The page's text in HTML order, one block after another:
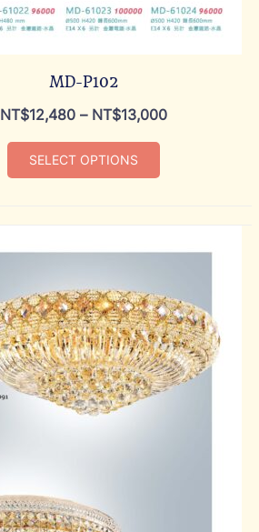
MD-P102
NT$12,480 – NT$13,000
SELECT OPTIONS